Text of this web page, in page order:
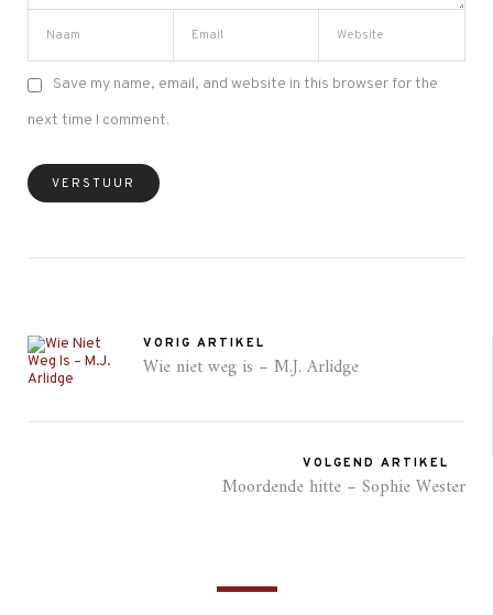
Save my name, email, and website in this browser for the
next time I comment.
VORIG ARTIKEL
Wie niet weg is – M.J. Arlidge
VOLGEND ARTIKEL
Moordende hitte – Sophie Wester